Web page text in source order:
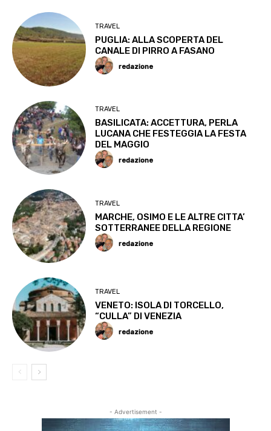
TRAVEL
PUGLIA: ALLA SCOPERTA DEL
CANALE DI PIRRO A FASANO
redazione
TRAVEL
BASILICATA: ACCETTURA, PERLA
LUCANA CHE FESTEGGIA LA FESTA
DEL MAGGIO
redazione
TRAVEL
MARCHE, OSIMO E LE ALTRE CITTA’
SOTTERRANEE DELLA REGIONE
redazione
TRAVEL
VENETO: ISOLA DI TORCELLO,
“CULLA” DI VENEZIA
redazione
- Advertisement -